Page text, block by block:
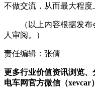
不做交流，从而最大程度
（以上内容根据发
人审阅。）
责任编辑：张倩
更多行业价值资讯浏览
电车网官方微信（xevcar